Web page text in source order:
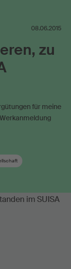
08.06.2015
zu
für meine